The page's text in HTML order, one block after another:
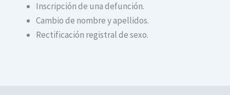
Inscripción de una defunción.
Cambio de nombre y apellidos.
Rectificación registral de sexo.